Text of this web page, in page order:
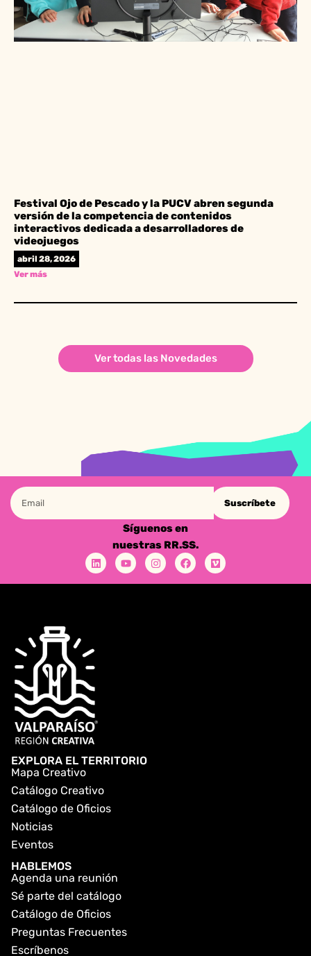
Festival Ojo de Pescado y la PUCV abren segunda
versión de la competencia de contenidos
interactivos dedicada a desarrolladores de
videojuegos
abril 28, 2026
Ver más
Ver todas las Novedades
Suscríbete
Síguenos en
nuestras RR.SS.
EXPLORA EL TERRITORIO
Mapa Creativo
Catálogo Creativo
Catálogo de Oficios
Noticias
Eventos
HABLEMOS
Agenda una reunión
Sé parte del catálogo
Catálogo de Oficios
Preguntas Frecuentes
Escríbenos